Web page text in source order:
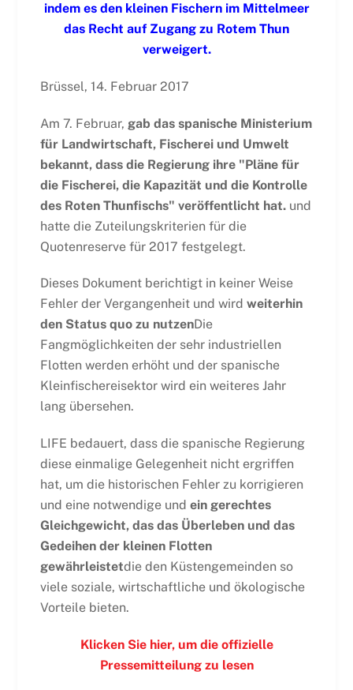
indem es den kleinen Fischern im Mittelmeer
das Recht auf Zugang zu Rotem Thun
verweigert.
Brüssel, 14. Februar 2017
Am 7. Februar, gab das spanische Ministerium
für Landwirtschaft, Fischerei und Umwelt
bekannt, dass die Regierung ihre "Pläne für
die Fischerei, die Kapazität und die Kontrolle
des Roten Thunfischs" veröffentlicht hat.und
hatte die Zuteilungskriterien für die
Quotenreserve für 2017 festgelegt.
Dieses Dokument berichtigt in keiner Weise
Fehler der Vergangenheit und wird weiterhin
den Status quo zu nutzenDie
Fangmöglichkeiten der sehr industriellen
Flotten werden erhöht und der spanische
Kleinfischereisektor wird ein weiteres Jahr
lang übersehen.
LIFE bedauert, dass die spanische Regierung
diese einmalige Gelegenheit nicht ergriffen
hat, um die historischen Fehler zu korrigieren
und eine notwendige und ein gerechtes
Gleichgewicht, das das Überleben und das
Gedeihen der kleinen Flotten
gewährleistetdie den Küstengemeinden so
viele soziale, wirtschaftliche und ökologische
Vorteile bieten.
Klicken Sie hier, um die offizielle
Pressemitteilung zu lesen